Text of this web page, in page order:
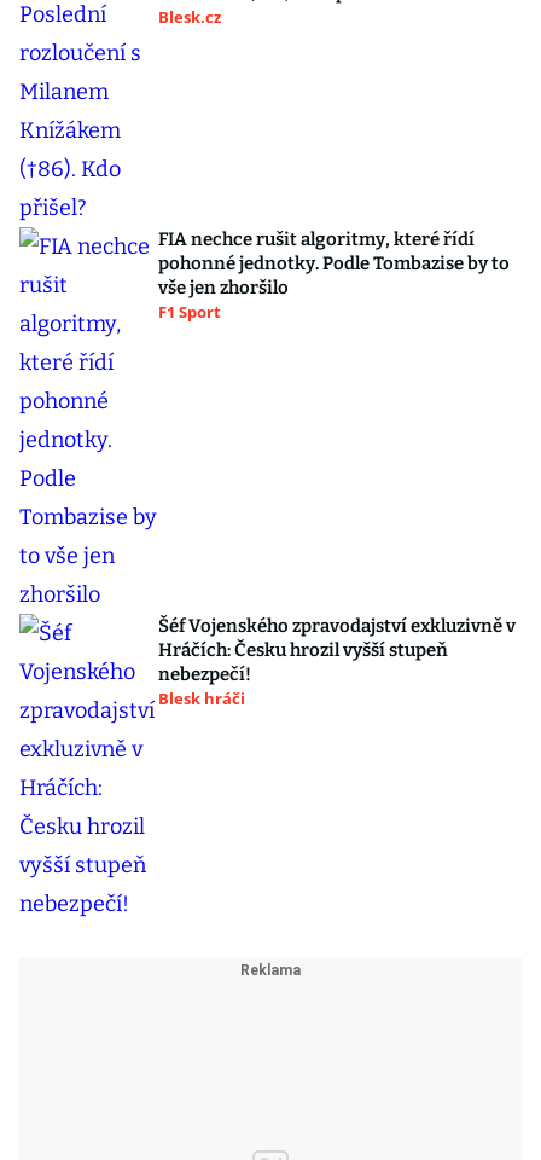
Blesk.cz
FIA nechce rušit algoritmy, které řídí
pohonné jednotky. Podle Tombazise by to
vše jen zhoršilo
F1 Sport
Šéf Vojenského zpravodajství exkluzivně v
Hráčích: Česku hrozil vyšší stupeň
nebezpečí!
Blesk hráči